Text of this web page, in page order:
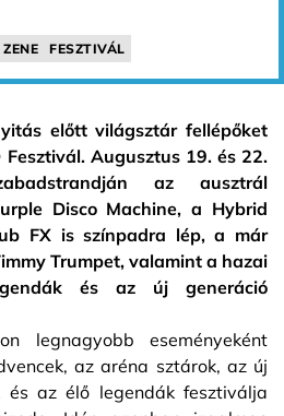
FESZTIVÁL
előtt világsztár fellépőket
Augusztus 19. és 22.
az ausztrál
Disco Machine, a Hybrid
FX is színpadra lép, a már
Trumpet, valamint a hazai
és az új generáció
legnagyobb eseményeként
az aréna sztárok, az új
és az élő legendák fesztiválja